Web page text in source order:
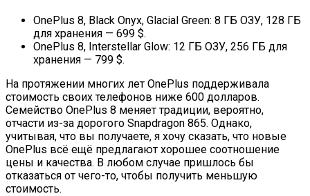
OnePlus 8, Black Onyx, Glacial Green: 8 ГБ ОЗУ, 128 ГБ
для хранения — 699 $.
OnePlus 8, Interstellar Glow: 12 ГБ ОЗУ, 256 ГБ для
хранения — 799 $.
На протяжении многих лет OnePlus поддерживала
стоимость своих телефонов ниже 600 долларов.
Семейство OnePlus 8 меняет традиции, вероятно,
отчасти из-за дорогого Snapdragon 865. Однако,
учитывая, что вы получаете, я хочу сказать, что новые
OnePlus всё ещё предлагают хорошее соотношение
цены и качества. В любом случае пришлось бы
отказаться от чего-то, чтобы получить меньшую
стоимость.